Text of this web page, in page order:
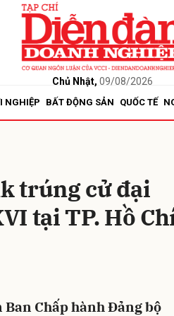
Chủ Nhật, 09/08/2026
NGHIỆP BẤT ĐỘNG SẢN QUỐC TẾ
trúng cử đại
tại TP. Hồ
Chấp hành Đảng bộ